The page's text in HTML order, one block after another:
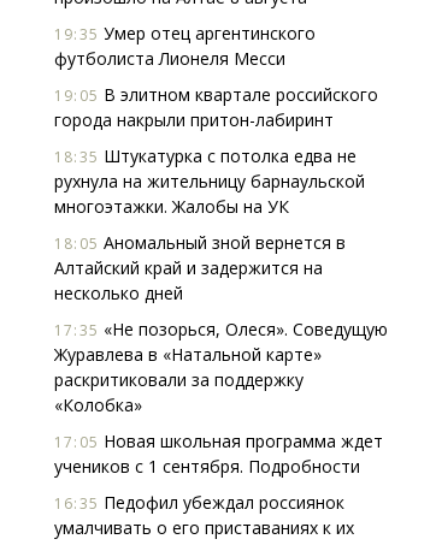
19:35 Умер отец аргентинского
футболиста Лионеля Месси
19:05 В элитном квартале российского
города накрыли притон-лабиринт
18:35 Штукатурка с потолка едва не
рухнула на жительницу барнаульской
многоэтажки. Жалобы на УК
18:05 Аномальный зной вернется в
Алтайский край и задержится на
несколько дней
17:35 «Не позорься, Олеся». Соведущую
Журавлева в «Натальной карте»
раскритиковали за поддержку
«Колобка»
17:05 Новая школьная программа ждет
учеников с 1 сентября. Подробности
16:35 Педофил убеждал россиянок
умалчивать о его приставаниях к их